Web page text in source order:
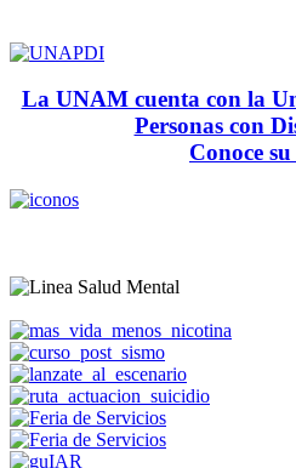
La UNAM cuenta con la
Personas con
Conoce